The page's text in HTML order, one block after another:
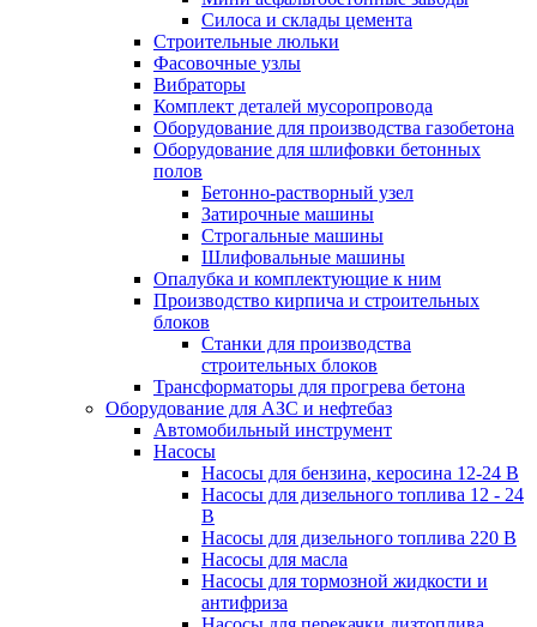
Силоса и склады цемента
Строительные люльки
Фасовочные узлы
Вибраторы
Комплект деталей мусоропровода
Оборудование для производства газобетона
Оборудование для шлифовки бетонных
полов
Бетонно-растворный узел
Затирочные машины
Строгальные машины
Шлифовальные машины
Опалубка и комплектующие к ним
Производство кирпича и строительных
блоков
Cтанки для производства
строительных блоков
Трансформаторы для прогрева бетона
Оборудование для АЗС и нефтебаз
Автомобильный инструмент
Насосы
Насосы для бензина, керосина 12-24 В
Насосы для дизельного топлива 12 - 24
В
Насосы для дизельного топлива 220 В
Насосы для масла
Насосы для тормозной жидкости и
антифриза